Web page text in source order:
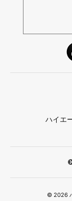
ハイエ
© 2026